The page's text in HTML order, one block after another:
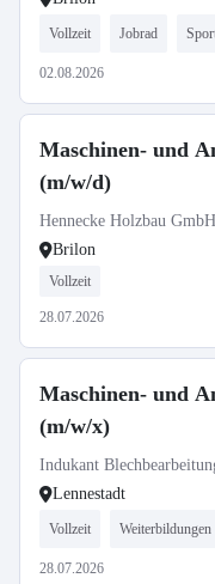
Vollzeit Jobrad
02.08.2026
Maschinen- und
(m/w/d)
Hennecke Holzbau GmbH
Brilon
Vollzeit
28.07.2026
Maschinen- und
(m/w/x)
Indukant
Lennestadt
Vollzeit Weiterbildungen
28.07.2026